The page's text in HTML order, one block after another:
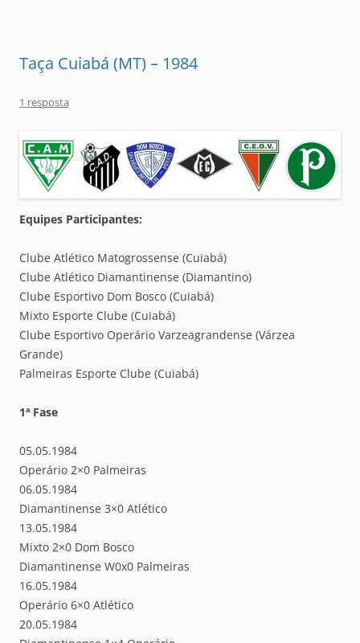
Taça Cuiabá (MT) – 1984
1 resposta
Equipes Participantes:
Clube Atlético Matogrossense (Cuiabá)
Clube Atlético Diamantinense (Diamantino)
Clube Esportivo Dom Bosco (Cuiabá)
Mixto Esporte Clube (Cuiabá)
Clube Esportivo Operário Varzeagrandense (Várzea
Grande)
Palmeiras Esporte Clube (Cuiabá)
1ª Fase
05.05.1984
Operário 2×0 Palmeiras
06.05.1984
Diamantinense 3×0 Atlético
13.05.1984
Mixto 2×0 Dom Bosco
Diamantinense W0x0 Palmeiras
16.05.1984
Operário 6×0 Atlético
20.05.1984